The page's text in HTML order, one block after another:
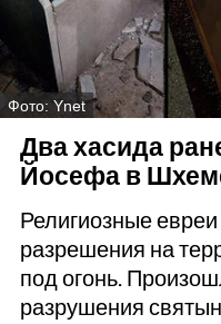
Фото: Ynet
Два хасида
Йосефа в
Религиозные
разрешения на
под огонь.
разрушения